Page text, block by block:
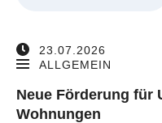
23.07.2026
ALLGEMEIN
Neue Förderung für
Wohnungen